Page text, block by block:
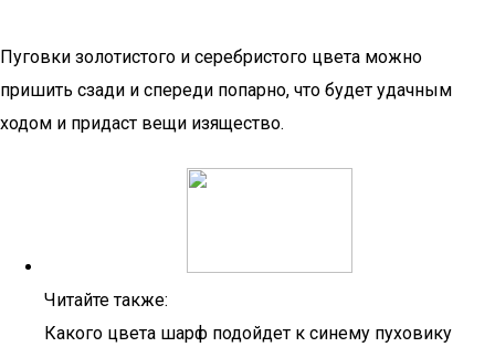
Пуговки золотистого и серебристого цвета можно
пришить сзади и спереди попарно, что будет удачным
ходом и придаст вещи изящество.
Читайте также:
Какого цвета шарф подойдет к синему пуховику